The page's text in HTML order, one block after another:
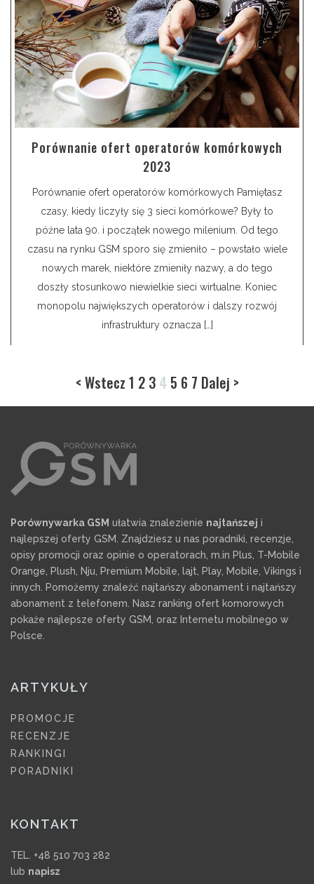
Porównanie ofert operatorów komórkowych
2023
Porównanie ofert operatorów komórkowych Pamiętasz
czasy, kiedy liczyły się 3 sieci komórkowe? Były to
późne lata 90. i początek nowego milenium. Od tego
czasu na rynku GSM sporo się zmieniło – powstało wiele
nowych marek, niektóre zmieniły nazwy, a do tego
doszły stosunkowo niewielkie sieci wirtualne. Koniec
monopolu największych operatorów i dalszy rozwój
infrastruktury oznacza […]
< Wstecz 1 2 3 4 5 6 7 Dalej >
Porównywarka GSM ułatwia znalezienie najtańszej i
najlepszej oferty GSM. Znajdziesz u nas poradniki, recenzje,
opisy promocji oraz opinie o operatorach, m.in Plus, T-Mobile
Orange, Plush, Nju, Premium Mobile, lajt, Play, Mobile, Vikings i
innych. Pomożemy znaleźć najtańszy abonament i najtańszy
abonament z telefonem. Nasz ranking ofert komorowych
pokaże najlepsze oferty GSM, oraz Internetu mobilnego w
Polsce.
ARTYKUŁY
PROMOCJE
RECENZJE
RANKINGI
PORADNIKI
KONTAKT
TEL. +48 510 703 282
lub napisz